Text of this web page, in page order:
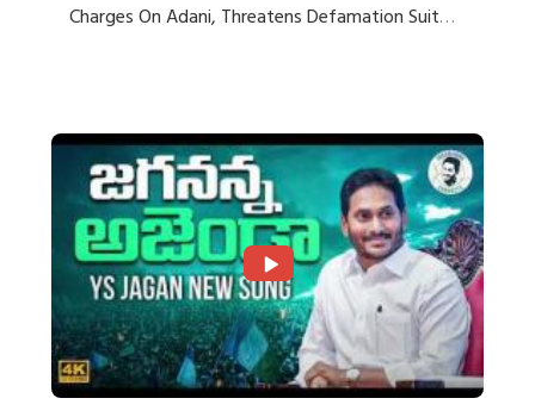
Charges On Adani, Threatens Defamation Suit